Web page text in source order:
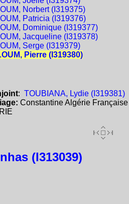
Norbert (I319375)
Patricia (I319376)
Dominique (I319377)
Jacqueline (I319378)
Serge (I319379)
Pierre (I319380)
: TOUBIANA, Lydie (I319381)
Constantine Algérie Française
(I313039)